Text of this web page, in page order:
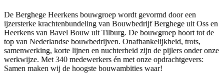
De Berghege Heerkens bouwgroep wordt gevormd door een
ijzersterke krachtenbundeling van Bouwbedrijf Berghege uit Oss en
Heerkens van Bavel Bouw uit Tilburg. De bouwgroep hoort tot de
top van Nederlandse bouwbedrijven. Onafhankelijkheid, trots,
samenwerking, korte lijnen en nuchterheid zijn de pijlers onder onze
werkwijze. Met 340 medewerkers én met onze opdrachtgevers:
Samen maken wij de hoogste bouwambities waar!